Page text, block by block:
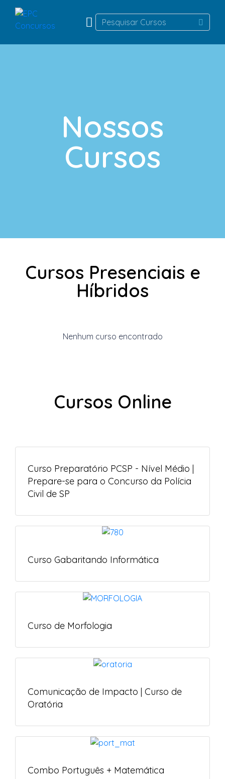
Nossos
Cursos
Cursos Presenciais e
Híbridos
Nenhum curso encontrado
Cursos Online
Curso Preparatório PCSP - Nível Médio |
Prepare-se para o Concurso da Polícia
Civil de SP
Curso Gabaritando Informática
Curso de Morfologia
Comunicação de Impacto | Curso de
Oratória
Combo Português + Matemática